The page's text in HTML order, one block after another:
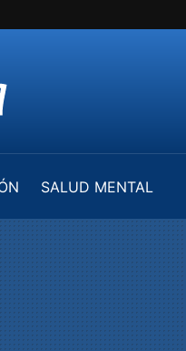
SALUD MENTAL